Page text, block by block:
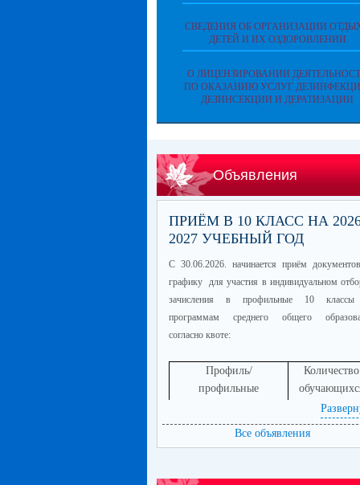
СВЕДЕНИЯ ОБ ОРГАНИЗАЦИИ
ДЕТЕЙ И ИХ ОЗДОРОВЛЕНИИ
О ЛИЦЕНЗИРОВАНИИ
ПО ОКАЗАНИЮ УСЛУГ
ДЕЗИНСЕКЦИИ И ДЕРАТИЗАЦИИ
Объявления
ПРИЁМ В 10 КЛАСС НА
2027 УЧЕБНЫЙ ГОД
С 30.06.2026. начинается приём
графику для участия в индивидуальном
зачисления в профильные 10
программам среднего общего
согласно квоте:
Профиль/
профильные
Количество
информационно-
профиль/
60
Все объявления